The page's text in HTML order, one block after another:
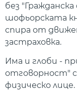
без
шофьорската
спира от
застраховка.
Има и глоби -
отговорност"
физическо лице.